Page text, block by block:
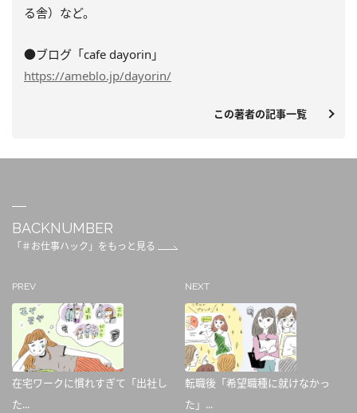
る舎）など。
●ブログ「cafe dayorin」
https://ameblo.jp/dayorin/
この著者の記事一覧
BACKNUMBER
「＃お仕事ハック」をもっと見る
PREV
在宅ワークに慣れすぎて「出社し
た...
NEXT
転職後「希望職種に就けなかっ
た」...